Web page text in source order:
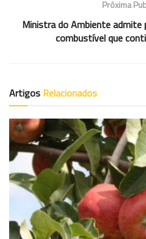
Próxima
Ministra do Ambiente admite
combustível que
Artigos Relacionados